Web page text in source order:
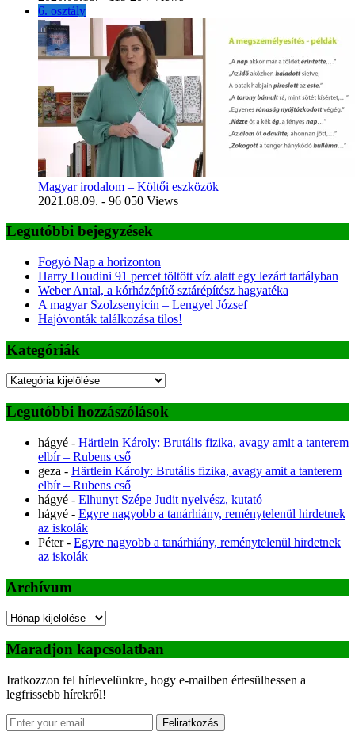
6. osztály
Magyar irodalom – Költői eszközök
2021.08.09. - 96 050 Views
Legutóbbi bejegyzések
Fogyó Nap a horizonton
Harry Houdini 91 percet töltött víz alatt egy lezárt tartályban
Weber Antal, a kórházépítő sztárépítész hagyatéka
A magyar Szolzsenyicin – Lengyel József
Hajóvonták találkozása tilos!
Kategóriák
Kategóriák
Legutóbbi hozzászólások
hágyé - Härtlein Károly: Brutális fizika, avagy amit a tanterem
elbír – Rubens cső
geza - Härtlein Károly: Brutális fizika, avagy amit a tanterem
elbír – Rubens cső
hágyé - Elhunyt Szépe Judit nyelvész, kutató
hágyé - Egyre nagyobb a tanárhiány, reménytelenül hirdetnek
az iskolák
Péter- Egyre nagyobb a tanárhiány, reménytelenül hirdetnek
az iskolák
Archívum
Archívum
Maradjon kapcsolatban
Iratkozzon fel hírlevelünkre, hogy e-mailben értesülhessen a
legfrissebb hírekről!
Feliratkozás